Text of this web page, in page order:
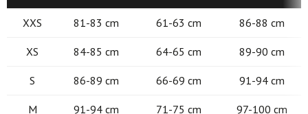
XXS 81-83 cm 61-63 cm 86-88 cm
XS 84-85 cm 64-65 cm 89-90 cm
S 86-89 cm 66-69 cm 91-94 cm
M 91-94 cm 71-75 cm 97-100 cm